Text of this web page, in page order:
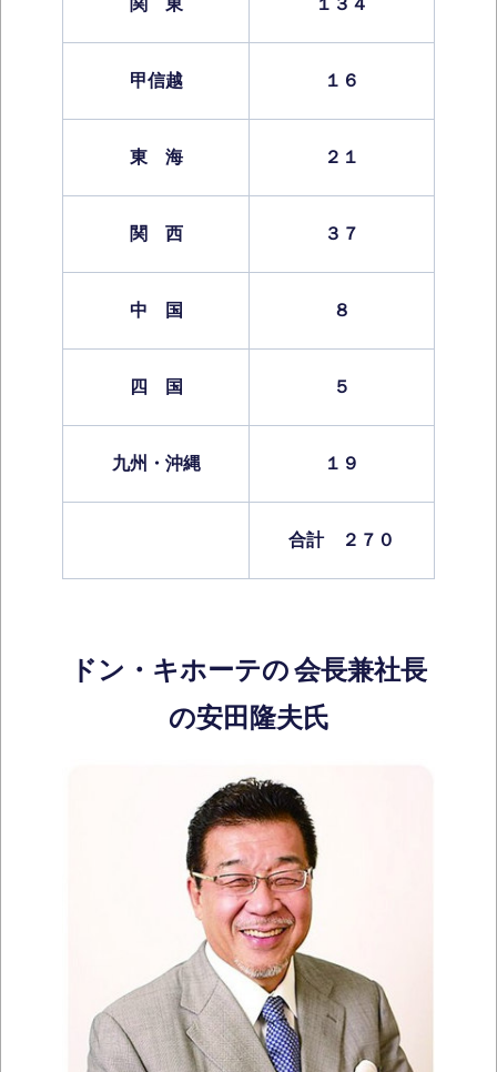
甲信越 １６
東 海 ２１
関 西 ３７
中 国 ８
四 国 ５
九州・沖縄 １９
合計 ２７０
ドン・キホーテの会長兼社長
の安田隆夫氏